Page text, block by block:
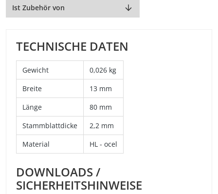
Ist Zubehör von
TECHNISCHE DATEN
Gewicht
0,026 kg
Breite
13 mm
Länge
80 mm
Stammblattdicke
2,2 mm
Material
HL - ocel
DOWNLOADS /
SICHERHEITSHINWEISE